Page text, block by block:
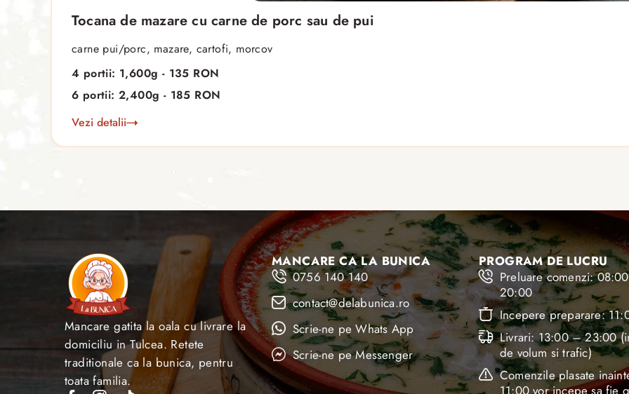
Tocana de mazare cu carne de porc sau de pui
carne pui/porc, mazare, cartofi, morcov
4 portii: 1,600g - 135 RON
6 portii: 2,400g - 185 RON
Vezi detalii
Mancare gatita la oala cu livrare la
domiciliu in Tulcea. Retete
traditionale ca la bunica, pentru
toata familia.
MANCARE CA LA BUNICA
0756 140 140
contact@delabunica.ro
Scrie-ne pe Whats App
Scrie-ne pe Messenger
PROGRAM DE LUCRU
Preluare comenzi:
20:00
Incepere preparare:
Livrari: 13:00 – 23:00
de volum si trafic)
Comenzile plasate
11:00 vor incepe sa fie